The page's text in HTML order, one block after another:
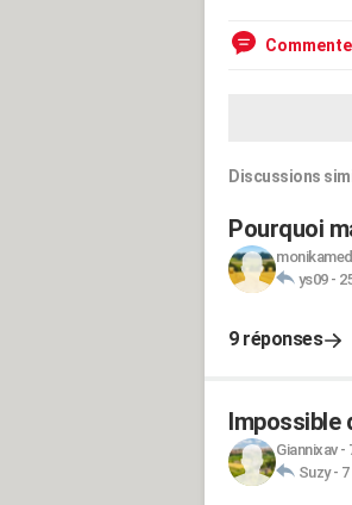
Discussions
Pourquoi
ys09-
9 réponses
Impossible
Giannixav-
Suzy-